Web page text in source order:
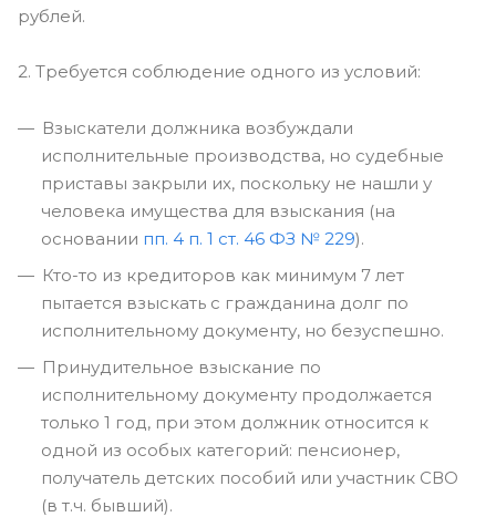
рублей.
2. Требуется соблюдение одного из условий:
Взыскатели должника возбуждали
исполнительные производства, но судебные
приставы закрыли их, поскольку не нашли у
человека имущества для взыскания (на
основании пп. 4 п. 1 ст. 46 ФЗ № 229).
Кто-то из кредиторов как минимум 7 лет
пытается взыскать с гражданина долг по
исполнительному документу, но безуспешно.
Принудительное взыскание по
исполнительному документу продолжается
только 1 год, при этом должник относится к
одной из особых категорий: пенсионер,
получатель детских пособий или участник СВО
(в т.ч. бывший).